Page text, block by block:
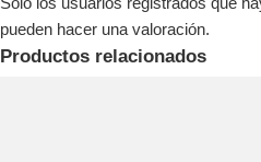
pueden hacer una valoración.
Productos relacionados